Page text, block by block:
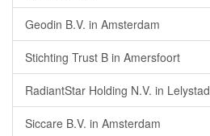
Geodin B.V. in Amsterdam
Stichting Trust B in Amersfoort
RadiantStar Holding N.V. in Lelystad
Siccare B.V. in Amsterdam